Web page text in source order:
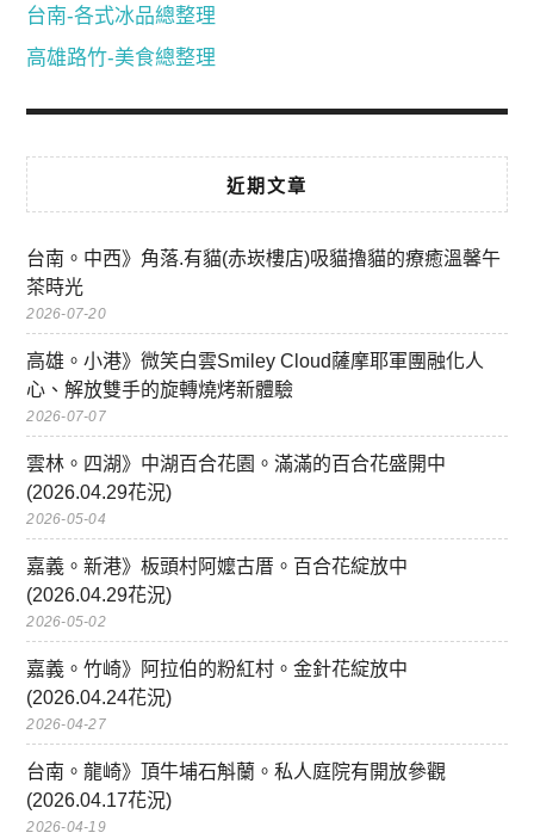
台南-各式冰品總整理
高雄路竹-美食總整理
近期文章
台南。中西》角落.有貓(赤崁樓店)吸貓擼貓的療癒溫馨午
茶時光
2026-07-20
高雄。小港》微笑白雲Smiley Cloud薩摩耶軍團融化人
心、解放雙手的旋轉燒烤新體驗
2026-07-07
雲林。四湖》中湖百合花園。滿滿的百合花盛開中
(2026.04.29花況)
2026-05-04
嘉義。新港》板頭村阿嬤古厝。百合花綻放中
(2026.04.29花況)
2026-05-02
嘉義。竹崎》阿拉伯的粉紅村。金針花綻放中
(2026.04.24花況)
2026-04-27
台南。龍崎》頂牛埔石斛蘭。私人庭院有開放參觀
(2026.04.17花況)
2026-04-19